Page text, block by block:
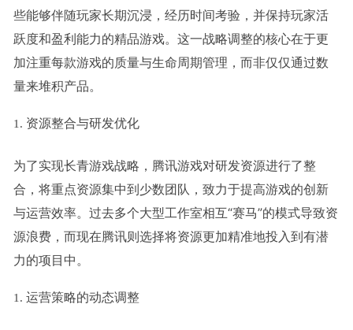
些能够伴随玩家长期沉浸，经历时间考验，并保持玩家活
跃度和盈利能力的精品游戏。这一战略调整的核心在于更
加注重每款游戏的质量与生命周期管理，而非仅仅通过数
量来堆积产品。
资源整合与研发优化
为了实现长青游戏战略，腾讯游戏对研发资源进行了整
合，将重点资源集中到少数团队，致力于提高游戏的创新
与运营效率。过去多个大型工作室相互“赛马”的模式导致资
源浪费，而现在腾讯则选择将资源更加精准地投入到有潜
力的项目中。
运营策略的动态调整